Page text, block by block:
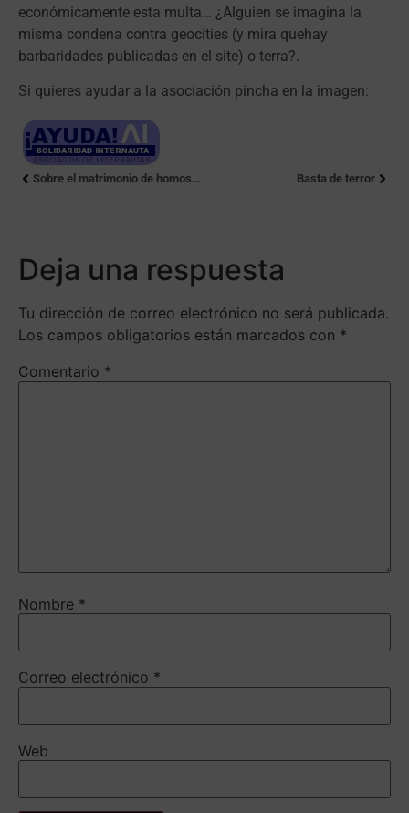
económicamente esta multa… ¿Alguien se imagina la
misma condena contra geocities (y mira quehay
barbaridades publicadas en el site) o terra?.
Si quieres ayudar a la asociación pincha en la imagen:
Sobre el matrimonio de homosexuales Basta de terror
Deja una respuesta
Tu dirección de correo electrónico no será publicada.
Los campos obligatorios están marcados con *
Comentario *
Nombre *
Correo electrónico *
Web